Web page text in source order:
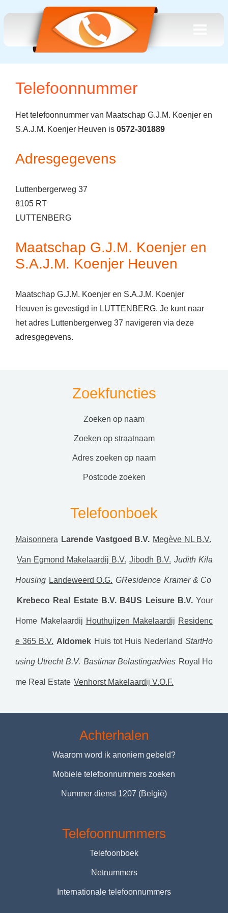
Telefoonnummer
Het telefoonnummer van Maatschap G.J.M. Koenjer en
S.A.J.M. Koenjer Heuven is 0572-301889
Adresgegevens
Luttenbergerweg 37
8105 RT
LUTTENBERG
Maatschap G.J.M. Koenjer en
S.A.J.M. Koenjer Heuven
Maatschap G.J.M. Koenjer en S.A.J.M. Koenjer
Heuven is gevestigd in LUTTENBERG. Je kunt naar
het adres Luttenbergerweg 37 navigeren via deze
adresgegevens.
Zoekfuncties
zoeken op naam
zoeken op straatnaam
adres zoeken op naam
postcode zoeken
Telefoonboek
Maisonnera Larende Vastgoed B.V. Megève NL B.V.
Van Egmond Makelaardij B.V. Jibodh B.V. Judith Kila
Housing Landeweerd O.G. GResidence Kramer & Co
Krebeco Real Estate B.V. B4US Leisure B.V. Your
Home Makelaardij Houthuijzen Makelaardij Residenc
e 365 B.V. Aldomek Huis tot Huis Nederland StartHo
using Utrecht B.V. Bastimar Belastingadvies Royal Ho
me Real Estate Venhorst Makelaardij V.O.F.
Achterhalen
Waarom word ik anoniem gebeld?
Mobiele telefoonnummers zoeken
Nummer dienst 1207 (België)
Telefoonnummers
Telefoonboek
Netnummers
Internationale telefoonnummers